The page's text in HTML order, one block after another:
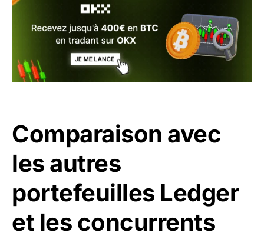
Comparaison avec
les autres
portefeuilles Ledger
et les concurrents